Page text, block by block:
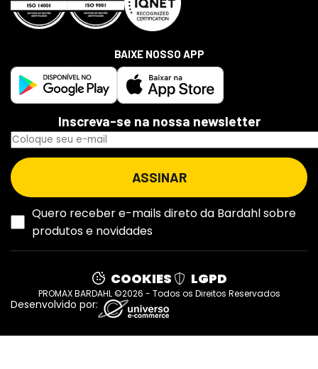
Inscreva-se na nossa newsletter
Quero receber e-mails direto da Bardahl sobre
produtos e novidades
BAIXE NOSSO APP
COOKIES LGPD
PROMAX BARDAHL ©2026 - Todos os Direitos Reservados
Desenvolvido por: